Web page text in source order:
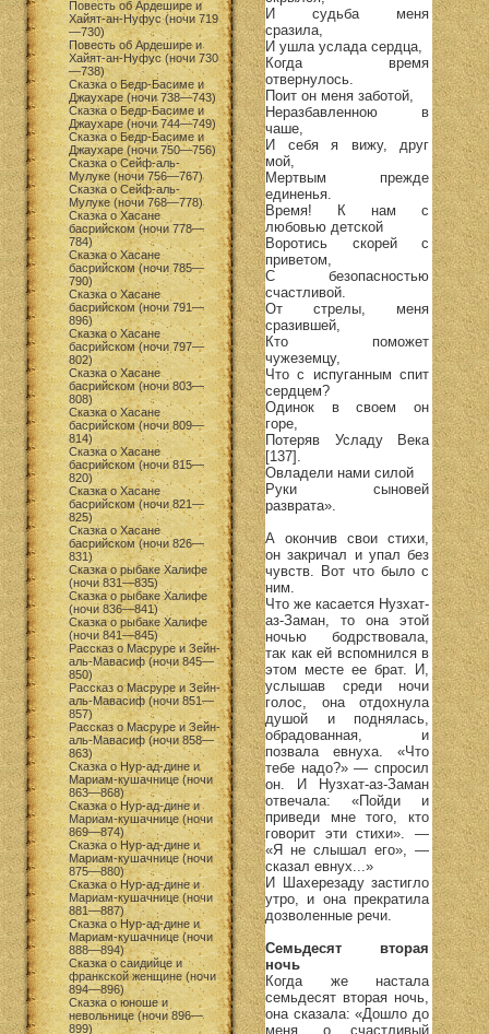
Повесть об Ардешире и
Хайят-ан-Нуфус (ночи 719
—730)
Повесть об Ардешире и
Хайят-ан-Нуфус (ночи 730
—738)
Сказка о Бедр-Басиме и
Джаухаре (ночи 738—743)
Сказка о Бедр-Басиме и
Джаухаре (ночи 744—749)
Сказка о Бедр-Басиме и
Джаухаре (ночи 750—756)
Сказка о Сейф-аль-
Мулуке (ночи 756—767)
Сказка о Сейф-аль-
Мулуке (ночи 768—778)
Сказка о Хасане
басрийском (ночи 778—
784)
Сказка о Хасане
басрийском (ночи 785—
790)
Сказка о Хасане
басрийском (ночи 791—
896)
Сказка о Хасане
басрийском (ночи 797—
802)
Сказка о Хасане
басрийском (ночи 803—
808)
Сказка о Хасане
басрийском (ночи 809—
814)
Сказка о Хасане
басрийском (ночи 815—
820)
Сказка о Хасане
басрийском (ночи 821—
825)
Сказка о Хасане
басрийском (ночи 826—
831)
Сказка о рыбаке Халифе
(ночи 831—835)
Сказка о рыбаке Халифе
(ночи 836—841)
Сказка о рыбаке Халифе
(ночи 841—845)
Рассказ о Масруре и Зейн-
аль-Мавасиф (ночи 845—
850)
Рассказ о Масруре и Зейн-
аль-Мавасиф (ночи 851—
857)
Рассказ о Масруре и Зейн-
аль-Мавасиф (ночи 858—
863)
Сказка о Нур-ад-дине и
Мариам-кушачнице (ночи
863—868)
Сказка о Нур-ад-дине и
Мариам-кушачнице (ночи
869—874)
Сказка о Нур-ад-дине и
Мариам-кушачнице (ночи
875—880)
Сказка о Нур-ад-дине и
Мариам-кушачнице (ночи
881—887)
Сказка о Нур-ад-дине и
Мариам-кушачнице (ночи
888—894)
Сказка о саидийце и
франкской женщине (ночи
894—896)
Сказка о юноше и
невольнице (ночи 896—
899)
И судьба меня
сразила,
И ушла услада сердца,
Когда время
отвернулось.
Поит он меня заботой,
Неразбавленною в
чаше,
И себя я вижу, друг
мой,
Мертвым прежде
единенья.
Время! К нам с
любовью детской
Воротись скорей с
приветом,
С безопасностью
счастливой.
От стрелы, меня
сразившей,
Кто поможет
чужеземцу,
Что с испуганным спит
сердцем?
Одинок в своем он
горе,
Потеряв Усладу Века
[137].
Овладели нами силой
Руки сыновей
разврата».
А окончив свои стихи,
он закричал и упал без
чувств. Вот что было с
ним.
Что же касается Нузхат-
аз-Заман, то она этой
ночью бодрствовала,
так как ей вспомнился в
этом месте ее брат. И,
услышав среди ночи
голос, она отдохнула
душой и поднялась,
обрадованная, и
позвала евнуха. «Что
тебе надо?» — спросил
он. И Нузхат-аз-Заман
отвечала: «Пойди и
приведи мне того, кто
говорит эти стихи». —
«Я не слышал его», —
сказал евнух...»
И Шахерезаду застигло
утро, и она прекратила
дозволенные речи.
Семьдесят вторая
ночь
Когда же настала
семьдесят вторая ночь,
она сказала: «Дошло до
меня, о счастливый